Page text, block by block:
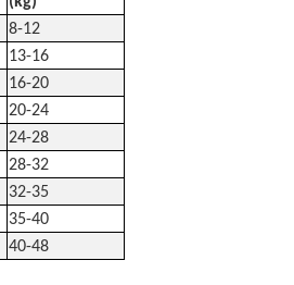
8-12
13-16
16-20
20-24
24-28
28-32
32-35
35-40
40-48